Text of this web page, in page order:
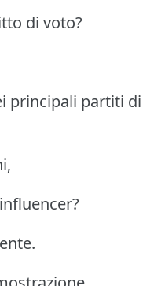
di voto?
principali partiti di